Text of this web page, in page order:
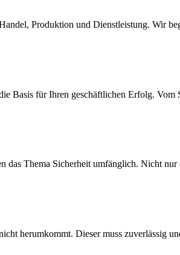
Produktion und Dienstleistung. Wir
Basis für Ihren geschäftlichen Erfolg. Vom
Thema Sicherheit umfänglich. Nicht
herumkommt. Dieser muss zuverlässig